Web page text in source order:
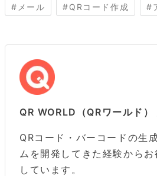
# メール #QRコード作成 #
QR WORLD（QRワールド）
QRコード・バーコードの生
ムを開発してきた経験から
しています。